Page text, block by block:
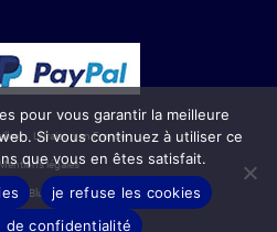
Livraison en France
légales
Blue Contact
pour vous garantir la meilleure
Si vous continuez à utiliser ce
que vous en êtes satisfait.
je refuse les cookies
de confidentialité